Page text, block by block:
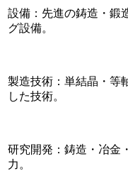
設備：先進の鋳造・鍛
グ設備。
製造技術：単結晶・等
した技術。
研究開発：鋳造・冶金
力。